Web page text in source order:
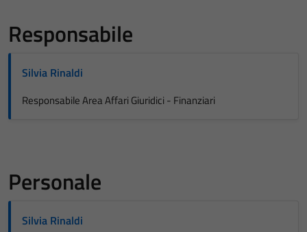
Responsabile
Silvia Rinaldi
Responsabile Area Affari Giuridici - Finanziari
Personale
Silvia Rinaldi